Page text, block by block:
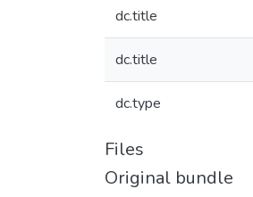
dc.title
dc.title
dc.type
Files
Original bundle